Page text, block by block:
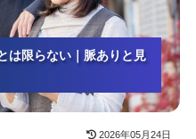
は限らない｜脈ありと見
は限らない｜脈ありと見
は限らない｜脈ありと見
2026年05月24日